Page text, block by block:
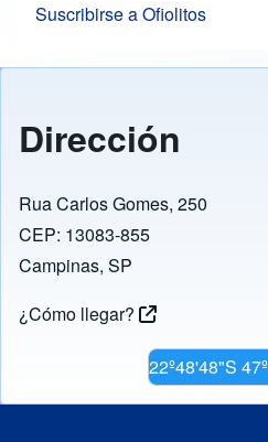
Suscribirse a Ofiolitos
Dirección
Rua Carlos Gomes, 250
CEP: 13083-855
Campinas, SP
¿Cómo llegar?
22º48'48"S